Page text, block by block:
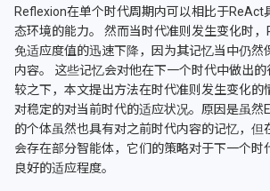
Reflexion在单个时代周期内可以相比于ReAct
态环境的能力。 然而当时代准则发生变化时
免适应度值的迅速下降，因为其记忆当中仍然
内容。 这些记忆会对他在下一个时代中做出
较之下，本文提出方法在时代准则发生变化的
对稳定的对当前时代的适应状况。原因是虽
的个体虽然也具有对之前时代内容的记忆，但
会存在部分智能体，它们的策略对于下一个时
良好的适应程度。